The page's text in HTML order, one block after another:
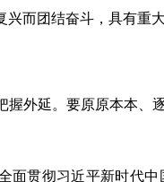
而团结奋斗，具有重
延。要原原本本、
贯彻习近平新时代